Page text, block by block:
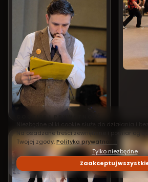
COOKIES I PRYWATNOŚĆ
Niezbędne pliki cookie służą do działania i
Na osadzone treści zewnętrzne i pomiar
Twojej zgody.Polityka prywatności
Tylko niezbędne
Zaakceptuj